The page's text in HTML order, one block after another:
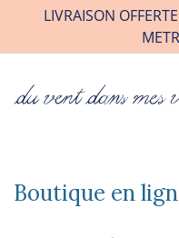
INFOS
CONTACT
LIVRAISON
Boutique en